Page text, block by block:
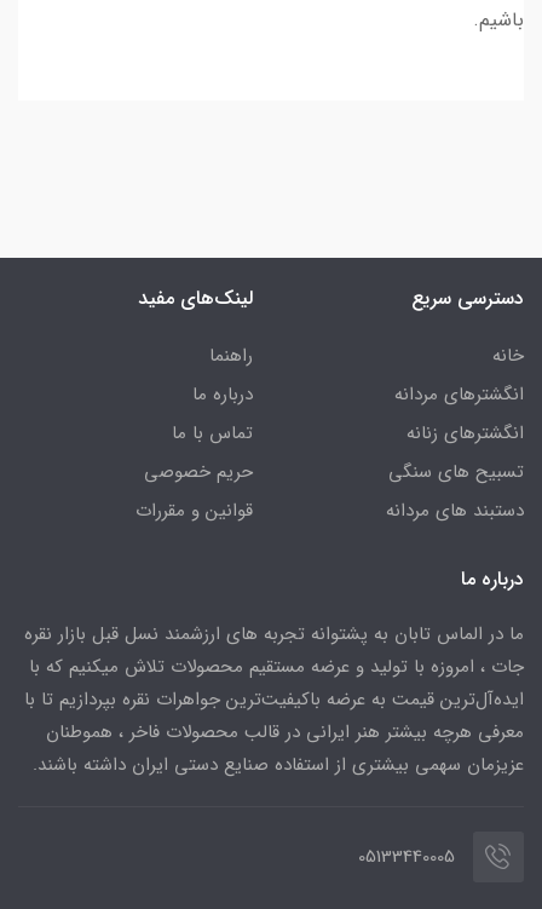
باشیم.
دسترسی سریع
خانه
انگشترهای مردانه
انگشترهای زنانه
تسبیح های سنگی
دستبند های مردانه
لینک‌های مفید
راهنما
درباره ما
تماس با ما
حریم خصوصی
قوانین و مقررات
درباره ما
ما در الماس تابان به پشتوانه تجربه های ارزشمند نسل قبل بازار نقره
جات ، امروزه با تولید و عرضه مستقیم محصولات تلاش میکنیم که با
ایده‌آل‌ترین قیمت به عرضه باکیفیت‌ترین جواهرات نقره بپردازیم تا با
معرفی هرچه بیشتر هنر ایرانی در قالب محصولات فاخر ، هموطنان
عزیزمان سهمی بیشتری از استفاده صنایع دستی ایران داشته باشند.
05133440005